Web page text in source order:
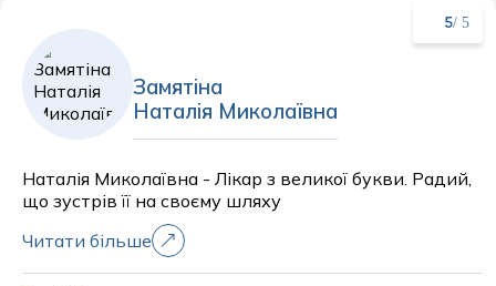
5/ 5
Замятіна
Наталія Миколаївна
Наталія Миколаївна - Лікар з великої букви. Радий,
що зустрів її на своєму шляху
Читати більше